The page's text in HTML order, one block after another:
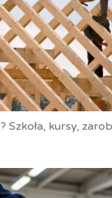
Szkoła, kursy,